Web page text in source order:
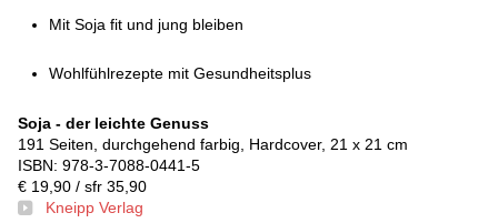
Mit Soja fit und jung bleiben
Wohlfühlrezepte mit Gesundheitsplus
Soja - der leichte Genuss
191 Seiten, durchgehend farbig, Hardcover, 21 x 21 cm
ISBN: 978-3-7088-0441-5
€ 19,90 / sfr 35,90
Kneipp Verlag